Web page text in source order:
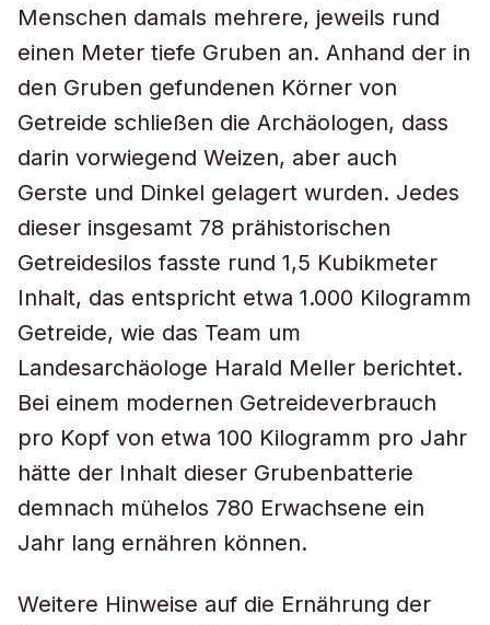
Menschen damals mehrere, jeweils rund
einen Meter tiefe Gruben an. Anhand der in
den Gruben gefundenen Körner von
Getreide schließen die Archäologen, dass
darin vorwiegend Weizen, aber auch
Gerste und Dinkel gelagert wurden. Jedes
dieser insgesamt 78 prähistorischen
Getreidesilos fasste rund 1,5 Kubikmeter
Inhalt, das entspricht etwa 1.000 Kilogramm
Getreide, wie das Team um
Landesarchäologe Harald Meller berichtet.
Bei einem modernen Getreideverbrauch
pro Kopf von etwa 100 Kilogramm pro Jahr
hätte der Inhalt dieser Grubenbatterie
demnach mühelos 780 Erwachsene ein
Jahr lang ernähren können.
Weitere Hinweise auf die Ernährung der